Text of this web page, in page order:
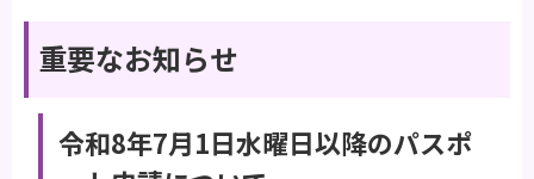
重要なお知らせ
令和8年7月1日水曜日以降のパスポ